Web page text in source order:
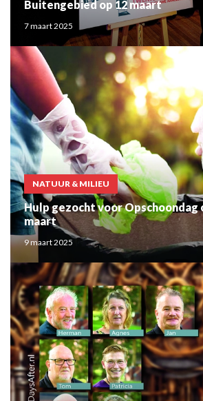
Buitengebied op 12 maart
7 maart 2025
NATUUR & MILIEU
Hulp gezocht voor Opschoondag
maart
9 maart 2025